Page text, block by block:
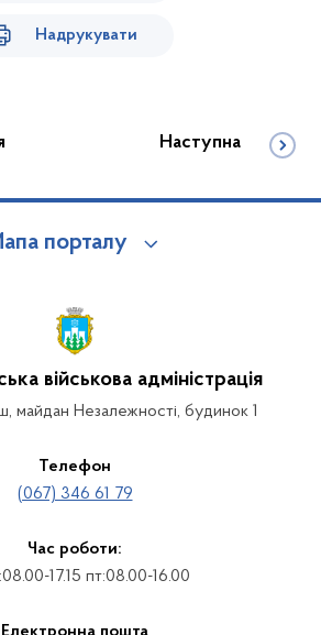
Надрукувати
Наступна
порталу
військова адміністрація
майдан Незалежності, будинок 1
Телефон
(067) 346 61 79
Час роботи:
17.15 пт:08.00-16.00